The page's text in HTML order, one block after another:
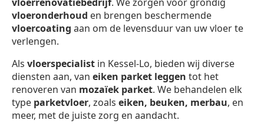
vloeronderhoud en brengen beschermende
vloercoating aan om de levensduur van uw vloer te
verlengen.
Als vloerspecialist in Kessel-Lo, bieden wij diverse
diensten aan, van eiken parket leggen tot het
renoveren van mozaïek parket. We behandelen elk
type parketvloer, zoals eiken, beuken, merbau, en
meer, met de juiste zorg en aandacht.